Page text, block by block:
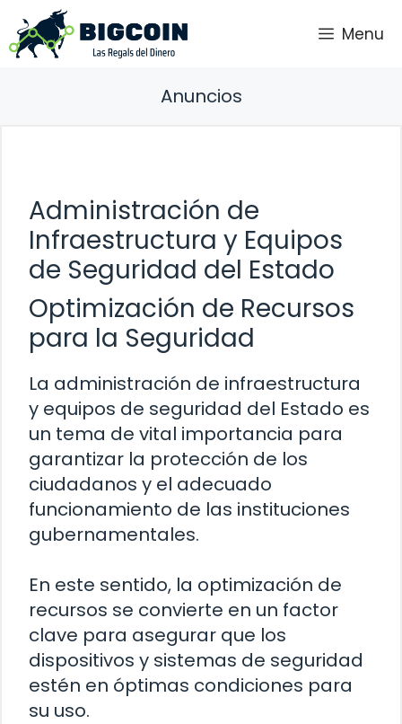
Saltar
al
contenido
Menu
Anuncios
Administración de
Infraestructura y Equipos
de Seguridad del Estado
Optimización de Recursos
para la Seguridad
La administración de infraestructura
y equipos de seguridad del Estado es
un tema de vital importancia para
garantizar la protección de los
ciudadanos y el adecuado
funcionamiento de las instituciones
gubernamentales.
En este sentido, la optimización de
recursos se convierte en un factor
clave para asegurar que los
dispositivos y sistemas de seguridad
estén en óptimas condiciones para
su uso.